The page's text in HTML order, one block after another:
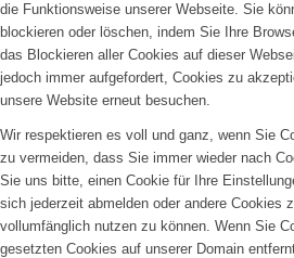
die Funktionsweise unserer Webseite. Sie
blockieren oder löschen, indem Sie Ihre
das Blockieren aller Cookies auf dieser
jedoch immer aufgefordert, Cookies zu
unsere Website erneut besuchen.
Wir respektieren es voll und ganz, wenn Sie
zu vermeiden, dass Sie immer wieder nach
Sie uns bitte, einen Cookie für Ihre
sich jederzeit abmelden oder andere Cookies
vollumfänglich nutzen zu können. Wenn Sie
gesetzten Cookies auf unserer Domain